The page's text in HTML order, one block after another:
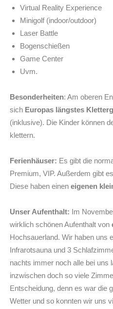
Virtual Reality Experience
Minigolf (indoor/outdoor)
Laser Battle
Bogenschießen
Game Center
Uvm.
Besonderheiten: Am oberen
sich Europas längstes
(inklusive). Die Kinder können
klettern.
Ferienhäuser: Es gibt die
Premium, VIP. Außerdem gibt
Diese haben einen eigenen
Unser Aufenthalt: Im
wirklich schönen Aufenthalt von
Hochsauerland. Wir haben uns
Infrarotsauna und 3
nachts immer noch alle bei uns
inzwischen doch so viele
Entscheidung, denn es war die
Wetter und so konnten wir uns